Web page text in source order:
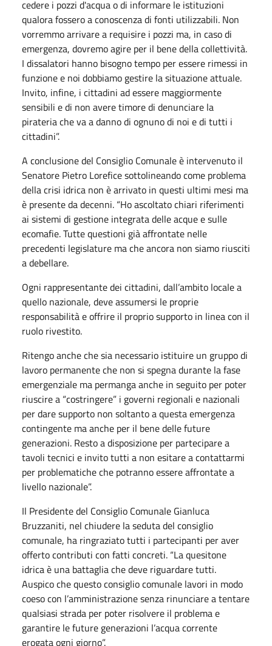
cedere i pozzi d'acqua o di informare le istituzioni
qualora fossero a conoscenza di fonti utilizzabili. Non
vorremmo arrivare a requisire i pozzi ma, in caso di
emergenza, dovremo agire per il bene della collettività.
I dissalatori hanno bisogno tempo per essere rimessi in
funzione e noi dobbiamo gestire la situazione attuale.
Invito, infine, i cittadini ad essere maggiormente
sensibili e di non avere timore di denunciare la
pirateria che va a danno di ognuno di noi e di tutti i
cittadini”.
A conclusione del Consiglio Comunale è intervenuto il
Senatore Pietro Lorefice sottolineando come problema
della crisi idrica non è arrivato in questi ultimi mesi ma
è presente da decenni. “Ho ascoltato chiari riferimenti
ai sistemi di gestione integrata delle acque e sulle
ecomafie. Tutte questioni già affrontate nelle
precedenti legislature ma che ancora non siamo riusciti
a debellare.
Ogni rappresentante dei cittadini, dall’ambito locale a
quello nazionale, deve assumersi le proprie
responsabilità e offrire il proprio supporto in linea con il
ruolo rivestito.
Ritengo anche che sia necessario istituire un gruppo di
lavoro permanente che non si spegna durante la fase
emergenziale ma permanga anche in seguito per poter
riuscire a “costringere” i governi regionali e nazionali
per dare supporto non soltanto a questa emergenza
contingente ma anche per il bene delle future
generazioni. Resto a disposizione per partecipare a
tavoli tecnici e invito tutti a non esitare a contattarmi
per problematiche che potranno essere affrontate a
livello nazionale”.
Il Presidente del Consiglio Comunale Gianluca
Bruzzaniti, nel chiudere la seduta del consiglio
comunale, ha ringraziato tutti i partecipanti per aver
offerto contributi con fatti concreti. “La quesitone
idrica è una battaglia che deve riguardare tutti.
Auspico che questo consiglio comunale lavori in modo
coeso con l’amministrazione senza rinunciare a tentare
qualsiasi strada per poter risolvere il problema e
garantire le future generazioni l’acqua corrente
erogata ogni giorno”.